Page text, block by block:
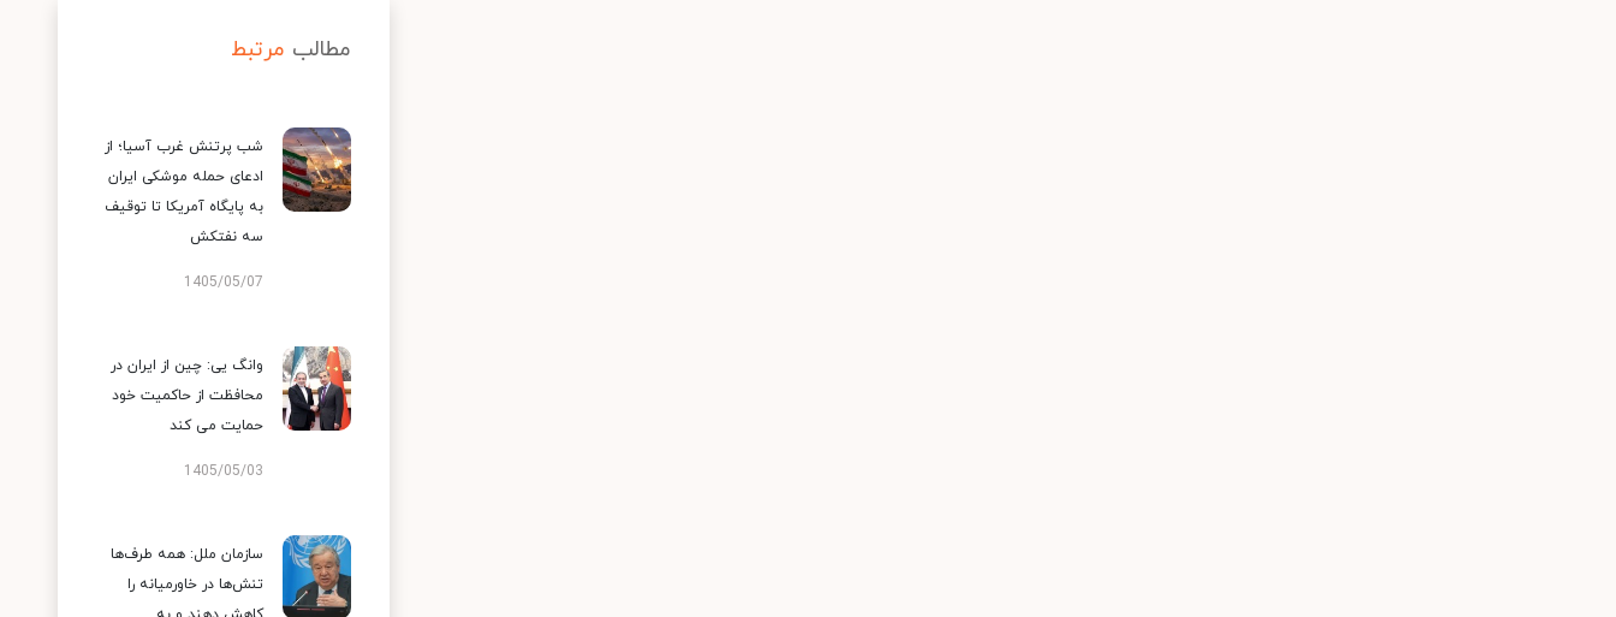
مطالب مرتبط
شب پرتنش غرب آسیا؛ از
ادعای حمله موشکی ایران
به پایگاه آمریکا تا توقیف
سه نفتکش
1405/05/07
وانگ یی: چین از ایران در
محافظت از حاکمیت خود
حمایت می کند
1405/05/03
سازمان ملل: همه طرف‌ها
تنش‌ها در خاورمیانه را